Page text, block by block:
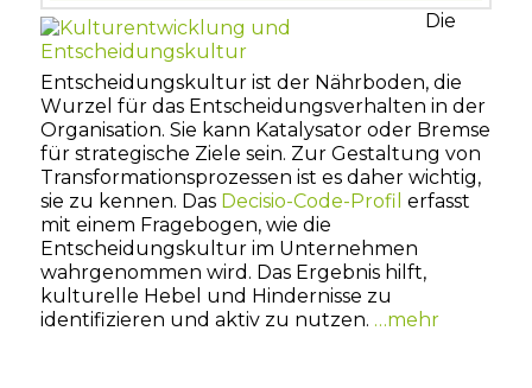
Die
Entscheidungskultur ist der Nährboden, die
Wurzel für das Entscheidungsverhalten in der
Organisation. Sie kann Katalysator oder Bremse
für strategische Ziele sein. Zur Gestaltung von
Transformationsprozessen ist es daher wichtig,
sie zu kennen. Das Decisio-Code-Profil erfasst
mit einem Fragebogen, wie die
Entscheidungskultur im Unternehmen
wahrgenommen wird. Das Ergebnis hilft,
kulturelle Hebel und Hindernisse zu
identifizieren und aktiv zu nutzen. …mehr